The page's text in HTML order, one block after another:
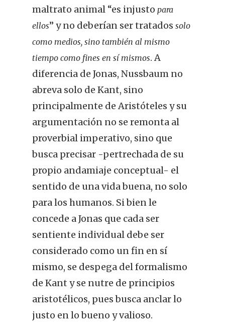
maltrato animal “es injusto para
ellos” y no deberían ser tratados solo
como medios, sino también al mismo
tiempo como fines en sí mismos. A
diferencia de Jonas, Nussbaum no
abreva solo de Kant, sino
principalmente de Aristóteles y su
argumentación no se remonta al
proverbial imperativo, sino que
busca precisar -pertrechada de su
propio andamiaje conceptual- el
sentido de una vida buena, no solo
para los humanos. Si bien le
concede a Jonas que cada ser
sentiente individual debe ser
considerado como un fin en sí
mismo, se despega del formalismo
de Kant y se nutre de principios
aristotélicos, pues busca anclar lo
justo en lo bueno y valioso.